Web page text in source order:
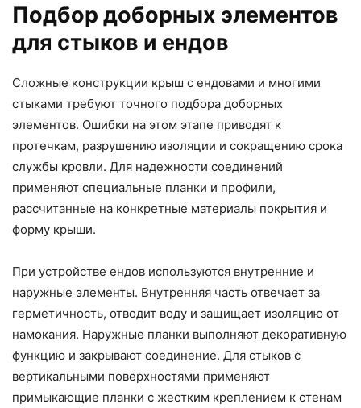
Подбор доборных элементов
для стыков и ендов
Сложные конструкции крыш с ендовами и многими
стыками требуют точного подбора доборных
элементов. Ошибки на этом этапе приводят к
протечкам, разрушению изоляции и сокращению срока
службы кровли. Для надежности соединений
применяют специальные планки и профили,
рассчитанные на конкретные материалы покрытия и
форму крыши.
При устройстве ендов используются внутренние и
наружные элементы. Внутренняя часть отвечает за
герметичность, отводит воду и защищает изоляцию от
намокания. Наружные планки выполняют декоративную
функцию и закрывают соединение. Для стыков с
вертикальными поверхностями применяют
примыкающие планки с жестким креплением к стенам